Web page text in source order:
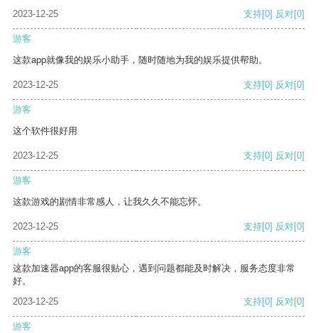
2023-12-25
支持[0] 反对[0]
游客
这款app就像我的娱乐小助手，随时随地为我的娱乐提供帮助。
2023-12-25 支持[0] 反对[0]
游客
这个软件很好用
2023-12-25 支持[0] 反对[0]
游客
这款游戏的剧情非常感人，让我久久不能忘怀。
2023-12-25 支持[0] 反对[0]
游客
这款加速器app的客服很贴心，遇到问题都能及时解决，服务态度非常
好。
2023-12-25
支持[0] 反对[0]
游客